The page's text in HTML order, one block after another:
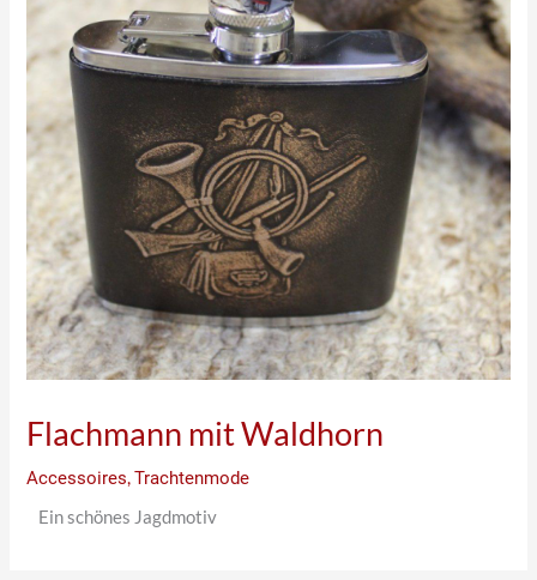
Flachmann mit Waldhorn
Accessoires,Trachtenmode
Ein schönes Jagdmotiv